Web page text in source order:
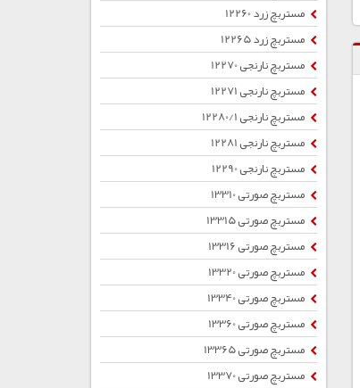
مستربچ زرد 12260
مستربچ زرد 12265
مستربچ نارنجی 12270
مستربچ نارنجی 12271
مستربچ نارنجی 12280/1
مستربچ نارنجی 12281
مستربچ نارنجی 12290
مستربچ صورتی 13310
مستربچ صورتی 13315
مستربچ صورتی 13316
مستربچ صورتی 13320
مستربچ صورتی 13340
مستربچ صورتی 13360
مستربچ صورتی 13365
مستربچ صورتی 13370